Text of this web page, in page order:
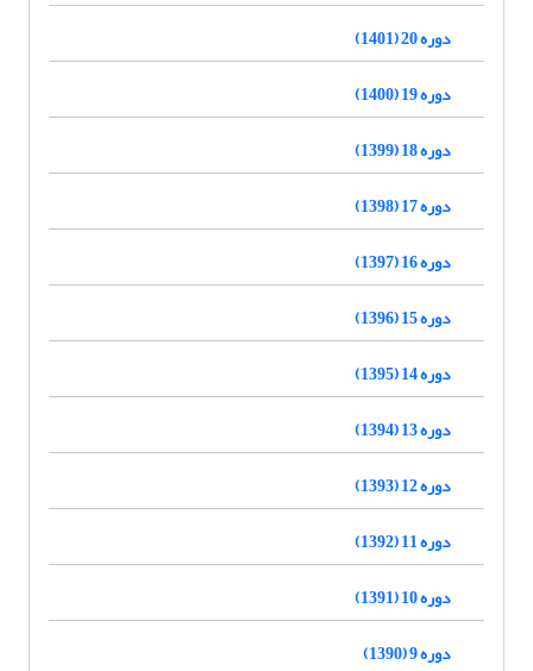
دوره 20 (1401)
دوره 19 (1400)
دوره 18 (1399)
دوره 17 (1398)
دوره 16 (1397)
دوره 15 (1396)
دوره 14 (1395)
دوره 13 (1394)
دوره 12 (1393)
دوره 11 (1392)
دوره 10 (1391)
دوره 9 (1390)